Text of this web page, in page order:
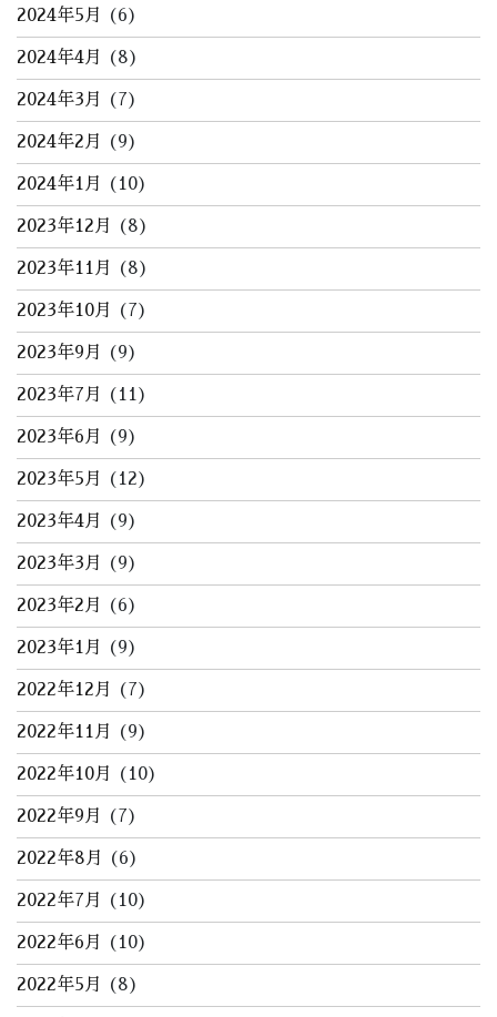
2024年5月 (6)
2024年4月 (8)
2024年3月 (7)
2024年2月 (9)
2024年1月 (10)
2023年12月 (8)
2023年11月 (8)
2023年10月 (7)
2023年9月 (9)
2023年7月 (11)
2023年6月 (9)
2023年5月 (12)
2023年4月 (9)
2023年3月 (9)
2023年2月 (6)
2023年1月 (9)
2022年12月 (7)
2022年11月 (9)
2022年10月 (10)
2022年9月 (7)
2022年8月 (6)
2022年7月 (10)
2022年6月 (10)
2022年5月 (8)